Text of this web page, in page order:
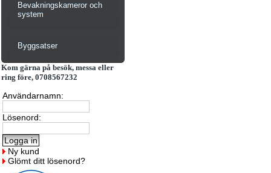
Bevakningskameror och
system
Byggsatser
Kom gärna på besök, messa eller
ring före, 0708567232
Användarnamn:
Lösenord:
Ny kund
Glömt ditt lösenord?